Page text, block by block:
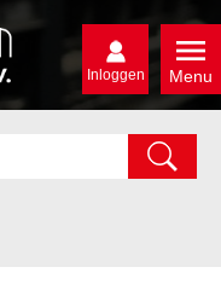
Menu
Inloggen